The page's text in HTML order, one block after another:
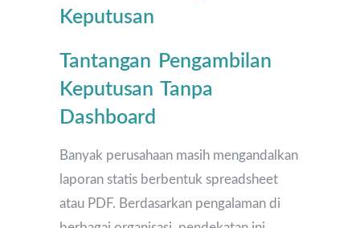
Keputusan
Tantangan Pengambilan
Keputusan Tanpa
Dashboard
Banyak perusahaan masih mengandalkan
laporan statis berbentuk spreadsheet
atau PDF. Berdasarkan pengalaman di